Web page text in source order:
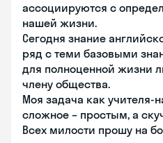
ассоциируются с
нашей жизни.
Сегодня знание
ряд с теми базовыми
для полноценной жизни
члену общества.
Моя задача как учителя-
сложное – простым, а
Всех милости прошу на